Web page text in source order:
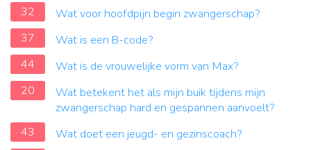
32
Wat voor hoofdpijn begin zwangerschap?
37
Wat is een B-code?
44
Wat is de vrouwelijke vorm van Max?
20
Wat betekent het als mijn buik tijdens mijn
zwangerschap hard en gespannen aanvoelt?
43
Wat doet een jeugd- en gezinscoach?